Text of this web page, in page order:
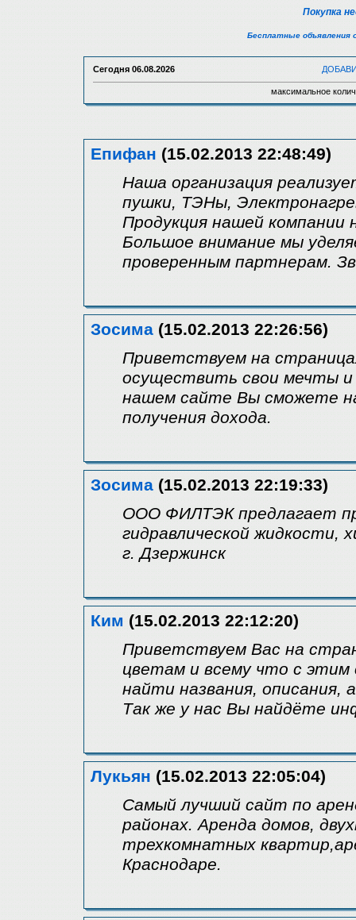
Покупка
Бесплатные объявления
Сегодня 06.08.2026
максимальное
Епифан (15.02.2013 22:48:49)
Наша организация
пушки, ТЭНы,
Продукция нашей компании
Большое внимание мы
проверенным партнерам.
Зосима (15.02.2013 22:26:56)
Приветствуем на
осуществить свои мечты
нашем сайте Вы сможете
получения дохода.
Зосима (15.02.2013 22:19:33)
ООО ФИЛТЭК предлагает
гидравлической жидкости,
г. Дзержинск
Ким (15.02.2013 22:12:20)
Приветствуем Вас на
цветам и всему что с
найти названия,
Так же у нас Вы найдёте
Лукьян (15.02.2013 22:05:04)
Самый лучший сайт по
районах. Аренда домов,
трехкомнатных
Краснодаре.